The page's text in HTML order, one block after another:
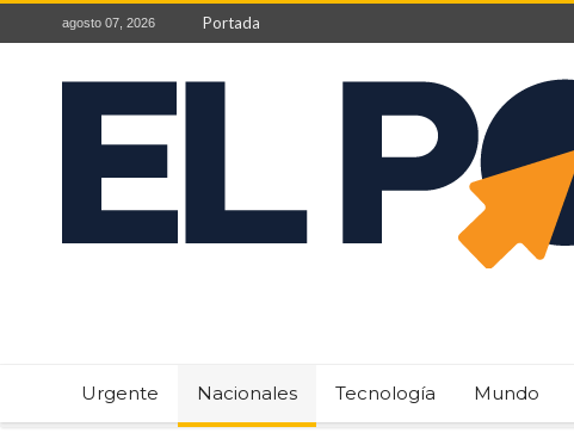
agosto 07, 2026 Portada
Urgente Nacionales Tecnología Mundo